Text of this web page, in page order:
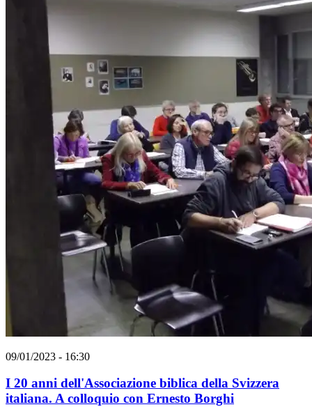
09/01/2023 - 16:30
I 20 anni dell'Associazione biblica della Svizzera
italiana. A colloquio con Ernesto Borghi